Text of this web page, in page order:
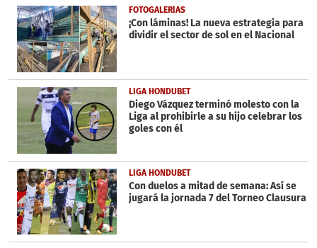
1
minute,
30
seconds
FOTOGALERÍAS
¡Con láminas! La nueva estrategia para
dividir el sector de sol en el Nacional
LIGA HONDUBET
Diego Vázquez terminó molesto con la
Liga al prohibirle a su hijo celebrar los
goles con él
LIGA HONDUBET
Con duelos a mitad de semana: Así se
jugará la jornada 7 del Torneo Clausura